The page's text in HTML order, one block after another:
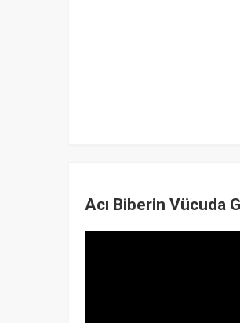
Acı Biberin Vücuda